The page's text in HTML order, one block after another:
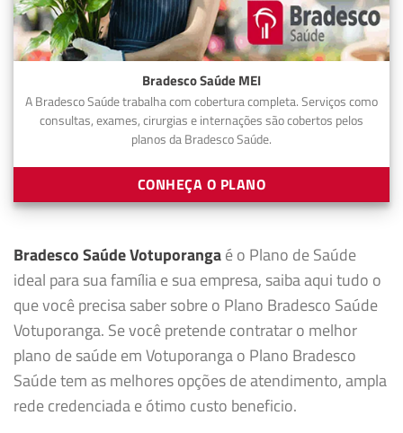
Bradesco Saúde MEI
A Bradesco Saúde trabalha com cobertura completa. Serviços como
consultas, exames, cirurgias e internações são cobertos pelos
planos da Bradesco Saúde.
CONHEÇA O PLANO
Bradesco Saúde Votuporangaé o Plano de Saúde
ideal para sua família e sua empresa, saiba aqui tudo o
que você precisa saber sobre o Plano Bradesco Saúde
Votuporanga. Se você pretende contratar o melhor
plano de saúde em Votuporanga o Plano Bradesco
Saúde tem as melhores opções de atendimento, ampla
rede credenciada e ótimo custo beneficio.